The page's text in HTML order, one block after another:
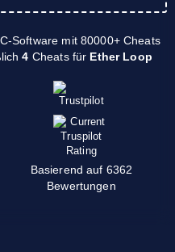
Software mit 80000+ Cheats
4 Cheats für Ether Loop
Basierend auf 6362
Bewertungen